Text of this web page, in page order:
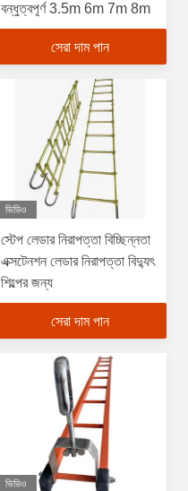
বন্ধুত্বপূর্ণ 3.5m 6m 7m 8m
সেরা দাম পান
ভিডিও
স্টেপ লেডার নিরাপত্তা বিচ্ছিন্নতা
এক্সটেনশন লেডার নিরাপত্তা বিদ্যুৎ
শিল্পের জন্য
সেরা দাম পান
ভিডিও